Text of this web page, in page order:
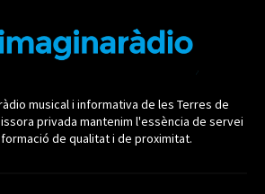
musical i informativa de les Terres de
privada mantenim l'essència de servei
de qualitat i de proximitat.